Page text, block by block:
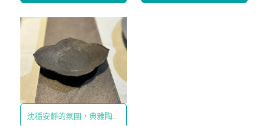
沈穩安靜的氛圍，典雅陶藝